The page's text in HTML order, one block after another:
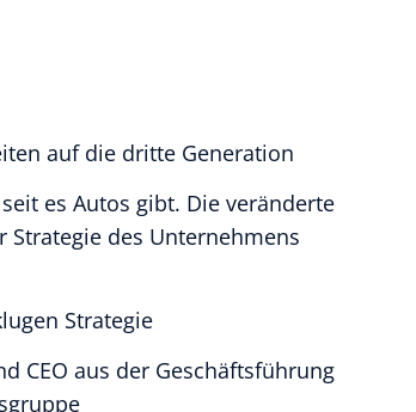
auf die dritte Generation
es Autos gibt. Die veränderte
des Unternehmens
Strategie
CEO aus der Geschäftsführung